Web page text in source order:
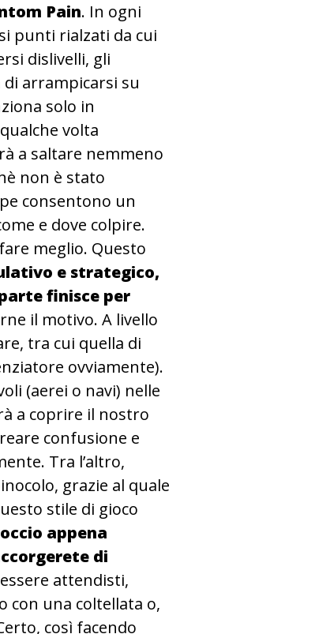
Pain. In ogni
punti rialzati da cui
dislivelli, gli
arrampicarsi su
solo in
volta
a saltare nemmeno
non è stato
consentono un
e dove colpire.
meglio. Questo
e strategico,
finisce per
il motivo. A livello
tra cui quella di
ovviamente).
(aerei o navi) nelle
a coprire il nostro
confusione e
Tra l’altro,
grazie al quale
stile di gioco
appena
di
attendisti,
con una coltellata o,
così facendo